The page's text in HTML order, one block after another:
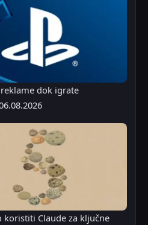
dok igrate
koristiti Claude za ključne